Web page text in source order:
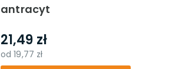
antracyt
21,49 zł
od19,77 zł